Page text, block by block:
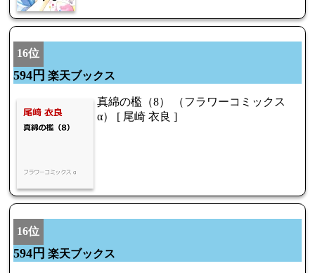
16位
594円 楽天ブックス
真綿の檻（8） （フラワーコミックス
α） [ 尾崎 衣良 ]
16位
594円 楽天ブックス